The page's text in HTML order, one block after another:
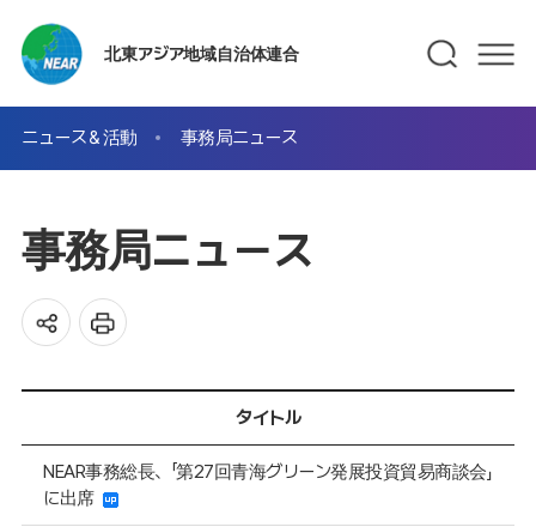
北東アジア地域自治体連合
ニュース＆活動 事務局ニュース
事務局ニュース
タイトル
NEAR事務総長、「第27回青海グリーン発展投資貿易商談会」
に出席